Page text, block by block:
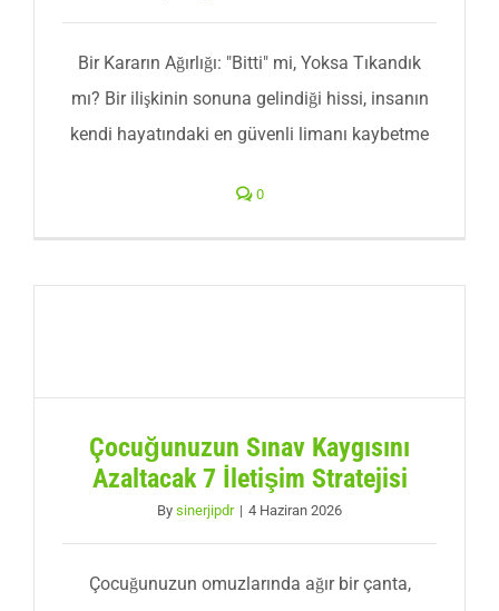
Bir Kararın Ağırlığı: "Bitti" mi, Yoksa Tıkandık
mı? Bir ilişkinin sonuna gelindiği hissi, insanın
kendi hayatındaki en güvenli limanı kaybetme
0
Çocuğunuzun Sınav Kaygısını
Azaltacak 7 İletişim Stratejisi
By sinerjipdr | 4 Haziran 2026
Çocuğunuzun omuzlarında ağır bir çanta,